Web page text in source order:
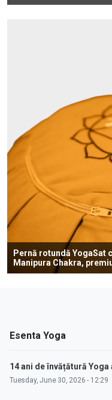
Pernă rotundă YogaSat
Manipura Chakra,
Esenta Yoga
14 ani de învățătură
Tuesday, June 30, 2026 - 12:29